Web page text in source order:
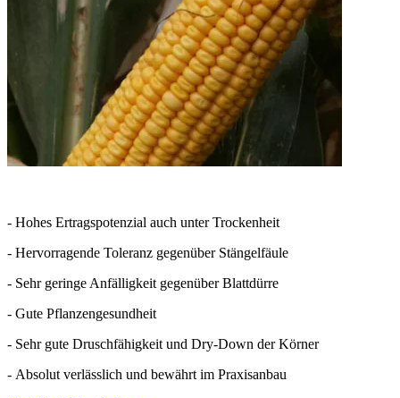
- Hohes Ertragspotenzial auch unter Trockenheit
- Hervorragende Toleranz gegenüber Stängelfäule
- Sehr geringe Anfälligkeit gegenüber Blattdürre
- Gute Pflanzengesundheit
- Sehr gute Druschfähigkeit und Dry-Down der Körner
- Absolut verlässlich und bewährt im Praxisanbau